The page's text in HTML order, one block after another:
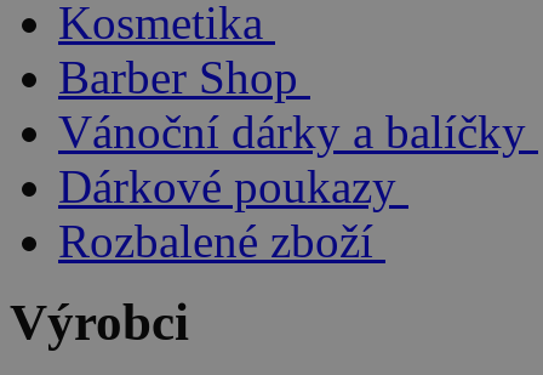
Kosmetika
Barber Shop
Vánoční dárky a balíčky
Dárkové poukazy
Rozbalené zboží
Výrobci